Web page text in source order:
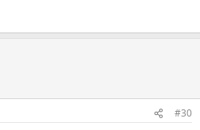
#30